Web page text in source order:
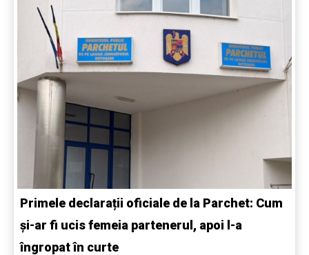
Primele declarații oficiale de la Parchet: Cum
și-ar fi ucis femeia partenerul, apoi l-a
îngropat în curte